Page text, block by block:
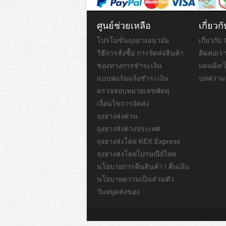
ศูนย์ช่วยเหลือ
โปรโมชั่นถุงยางอนามัย
วิธีการสั่งซื้อ การจัดส่งสินค้า
ช่องทางการชำระเงิน
แบบฟอร์มแจ้งชำระเงิน
ตรวจสอบหมายเลขพัสดุ
เงื่อนไขการจัดส่ง
ถุงยางส่งด่วน
ถุงยางส่งต่างประเทศ
ถุงยางส่งโดย KEX Express
ถุงยางส่งโดยไปรษณีย์ไทย
นโยบายการคืนสินค้า / คืนเงิน
นโยบายความเป็นส่วนตัว
วันหยุดส่งของ
เกี่ยว
เกี่ยวกับ
ติดต่อเร
แผนผังเ
บทความ